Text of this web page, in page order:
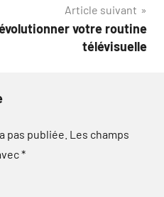
Article suivant
votre routine
télévisuelle
pas publiée. Les champs
*